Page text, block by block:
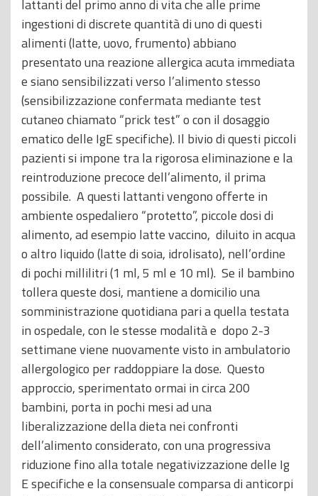
lattanti del primo anno di vita che alle prime
ingestioni di discrete quantità di uno di questi
alimenti (latte, uovo, frumento) abbiano
presentato una reazione allergica acuta immediata
e siano sensibilizzati verso l’alimento stesso
(sensibilizzazione confermata mediante test
cutaneo chiamato “prick test” o con il dosaggio
ematico delle IgE specifiche). Il bivio di questi piccoli
pazienti si impone tra la rigorosa eliminazione e la
reintroduzione precoce dell’alimento, il prima
possibile. A questi lattanti vengono offerte in
ambiente ospedaliero “protetto”, piccole dosi di
alimento, ad esempio latte vaccino, diluito in acqua
o altro liquido (latte di soia, idrolisato), nell’ordine
di pochi millilitri (1 ml, 5 ml e 10 ml). Se il bambino
tollera queste dosi, mantiene a domicilio una
somministrazione quotidiana pari a quella testata
in ospedale, con le stesse modalità e dopo 2-3
settimane viene nuovamente visto in ambulatorio
allergologico per raddoppiare la dose. Questo
approccio, sperimentato ormai in circa 200
bambini, porta in pochi mesi ad una
liberalizzazione della dieta nei confronti
dell’alimento considerato, con una progressiva
riduzione fino alla totale negativizzazione delle Ig
E specifiche e la consensuale comparsa di anticorpi